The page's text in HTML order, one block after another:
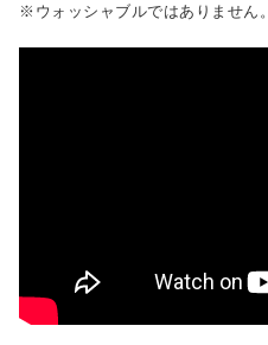
※ウォッシャブルではありません。